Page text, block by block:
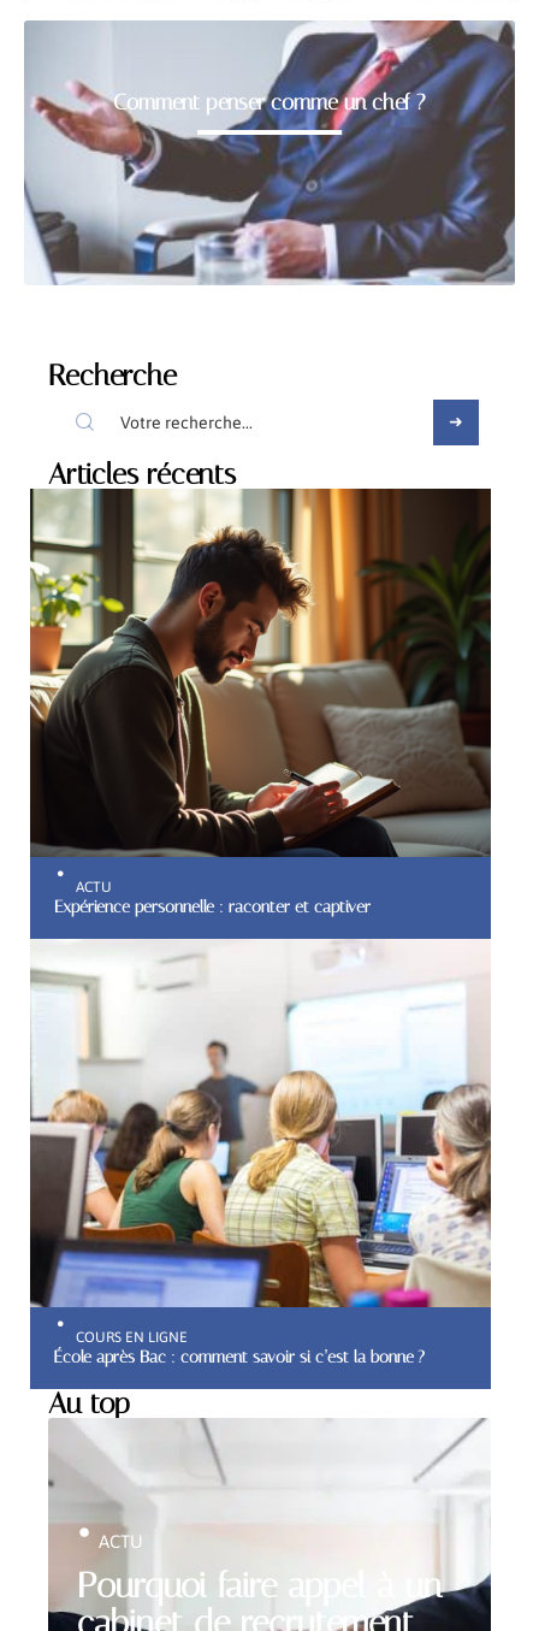
Comment penser comme un chef ?
Recherche
Articles récents
ACTU
Expérience personnelle : raconter et captiver
COURS EN LIGNE
École après Bac : comment savoir si c’est la bonne ?
Au top
Pourquoi faire appel à un
ACTU